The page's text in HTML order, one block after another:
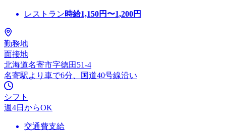
レストラン時給1,150円〜1,200円
勤務地
面接地
北海道名寄市字徳田51-4
名寄駅より車で6分、国道40号線沿い
シフト
週4日からOK
交通費支給